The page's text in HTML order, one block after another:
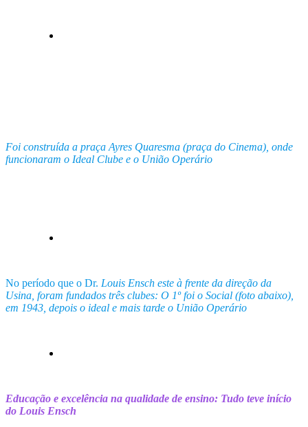
Foi construída a praça Ayres Quaresma (praça do Cinema), onde
funcionaram o Ideal Clube e o União Operário
No período que o Dr. Louis Ensch este à frente da direção da
Usina, foram fundados três clubes: O 1º foi o Social (foto abaixo),
em 1943, depois o ideal e mais tarde o União Operário
Educação e excelência na qualidade de ensino: Tudo teve início
do Louis Ensch